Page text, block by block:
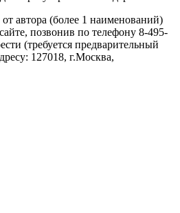
автора (более 1 наименований)
позвонив по телефону 8-495-
(требуется предварительный
127018, г.Москва,